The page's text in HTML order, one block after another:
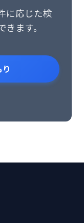
に応じた検
ます。